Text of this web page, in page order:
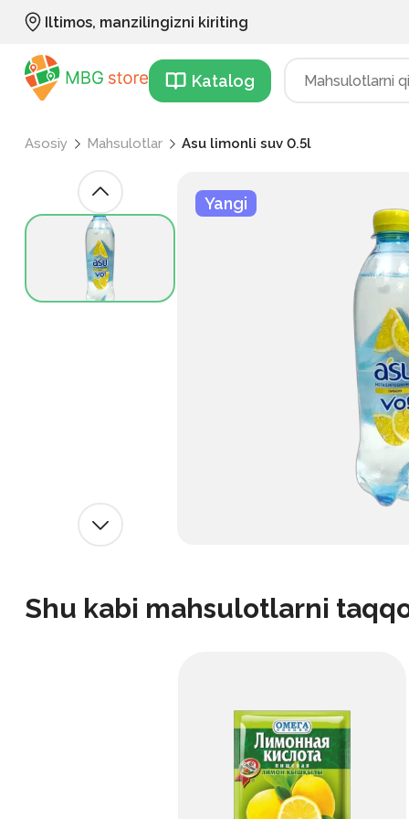
Iltimos, manzilingizni kiriting
Katalog
Asosiy Mahsulotlar Asu limonli suv 0.5l
Yangi
Shu kabi mahsulotlarni